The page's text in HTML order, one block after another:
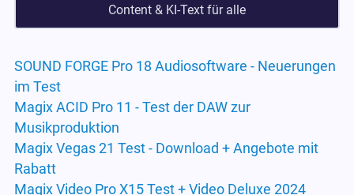
Content & KI-Text für alle
SOUND FORGE Pro 18 Audiosoftware - Neuerungen
im Test
Magix ACID Pro 11 - Test der DAW zur
Musikproduktion
Magix Vegas 21 Test - Download + Angebote mit
Rabatt
Magix Video Pro X15 Test + Video Deluxe 2024